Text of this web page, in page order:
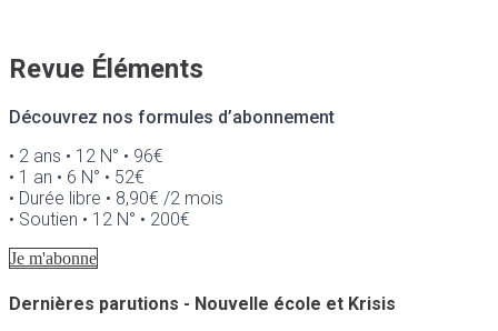
Revue Éléments
Découvrez nos formules d’abonnement
• 2 ans • 12 N° • 96€
• 1 an • 6 N° • 52€
• Durée libre • 8,90€ /2 mois
• Soutien • 12 N° • 200€
Je m'abonne
Dernières parutions - Nouvelle école et Krisis